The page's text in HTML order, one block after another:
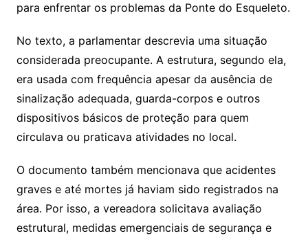
para enfrentar os problemas da Ponte do Esqueleto.
No texto, a parlamentar descrevia uma situação
considerada preocupante. A estrutura, segundo ela,
era usada com frequência apesar da ausência de
sinalização adequada, guarda-corpos e outros
dispositivos básicos de proteção para quem
circulava ou praticava atividades no local.
O documento também mencionava que acidentes
graves e até mortes já haviam sido registrados na
área. Por isso, a vereadora solicitava avaliação
estrutural, medidas emergenciais de segurança e